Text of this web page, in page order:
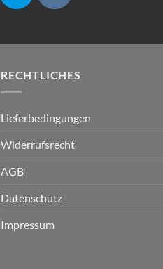
RECHTLICHES
Lieferbedingungen
Widerrufsrecht
AGB
Datenschutz
Impressum